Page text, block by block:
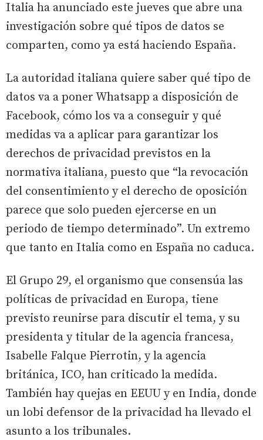
Italia ha anunciado este jueves que abre una
investigación sobre qué tipos de datos se
comparten, como ya está haciendo España.
La autoridad italiana quiere saber qué tipo de
datos va a poner Whatsapp a disposición de
Facebook, cómo los va a conseguir y qué
medidas va a aplicar para garantizar los
derechos de privacidad previstos en la
normativa italiana, puesto que “la revocación
del consentimiento y el derecho de oposición
parece que solo pueden ejercerse en un
periodo de tiempo determinado”. Un extremo
que tanto en Italia como en España no caduca.
El Grupo 29, el organismo que consensúa las
políticas de privacidad en Europa, tiene
previsto reunirse para discutir el tema, y su
presidenta y titular de la agencia francesa,
Isabelle Falque Pierrotin, y la agencia
británica, ICO, han criticado la medida.
También hay quejas en EEUU y en India, donde
un lobi defensor de la privacidad ha llevado el
asunto a los tribunales.